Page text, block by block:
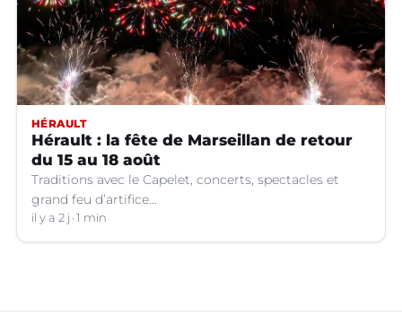
HÉRAULT
Hérault : la fête de Marseillan de retour
du 15 au 18 août
Traditions avec le Capelet, concerts, spectacles et
grand feu d’artifice...
il y a 2 j 1 min